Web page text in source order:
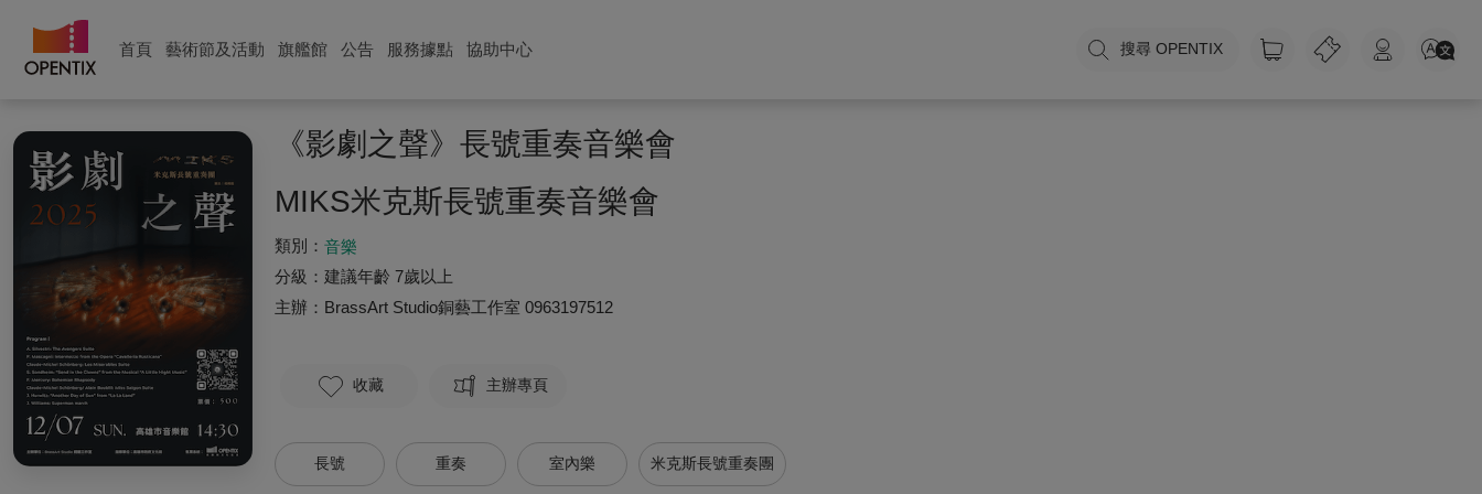
首頁 藝術節及活動 旗艦館 公告 服務據點 協助中心 搜尋 OPENTIX
《影劇之聲》長號重奏音樂會
MIKS米克斯長號重奏音樂會
類別： 音樂
分級： 建議年齡 7歲以上
主辦： BrassArt Studio銅藝工作室 0963197512
收藏 主辦專頁
長號 重奏 室內樂 米克斯長號重奏團